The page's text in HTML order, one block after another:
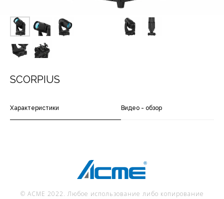
SCORPIUS
Характеристики Видео - обзор
© ACME 2022. Любое использование либо копирование